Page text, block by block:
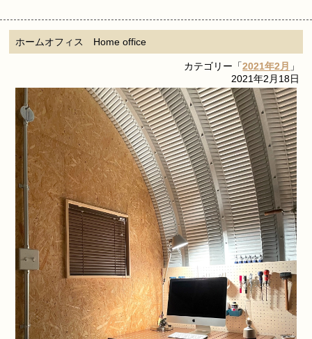
ホームオフィス Home office
カテゴリー「2021年2月 」
2021年2月18日